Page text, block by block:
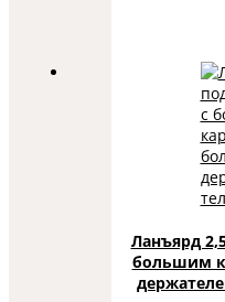
Ланъярд
большим